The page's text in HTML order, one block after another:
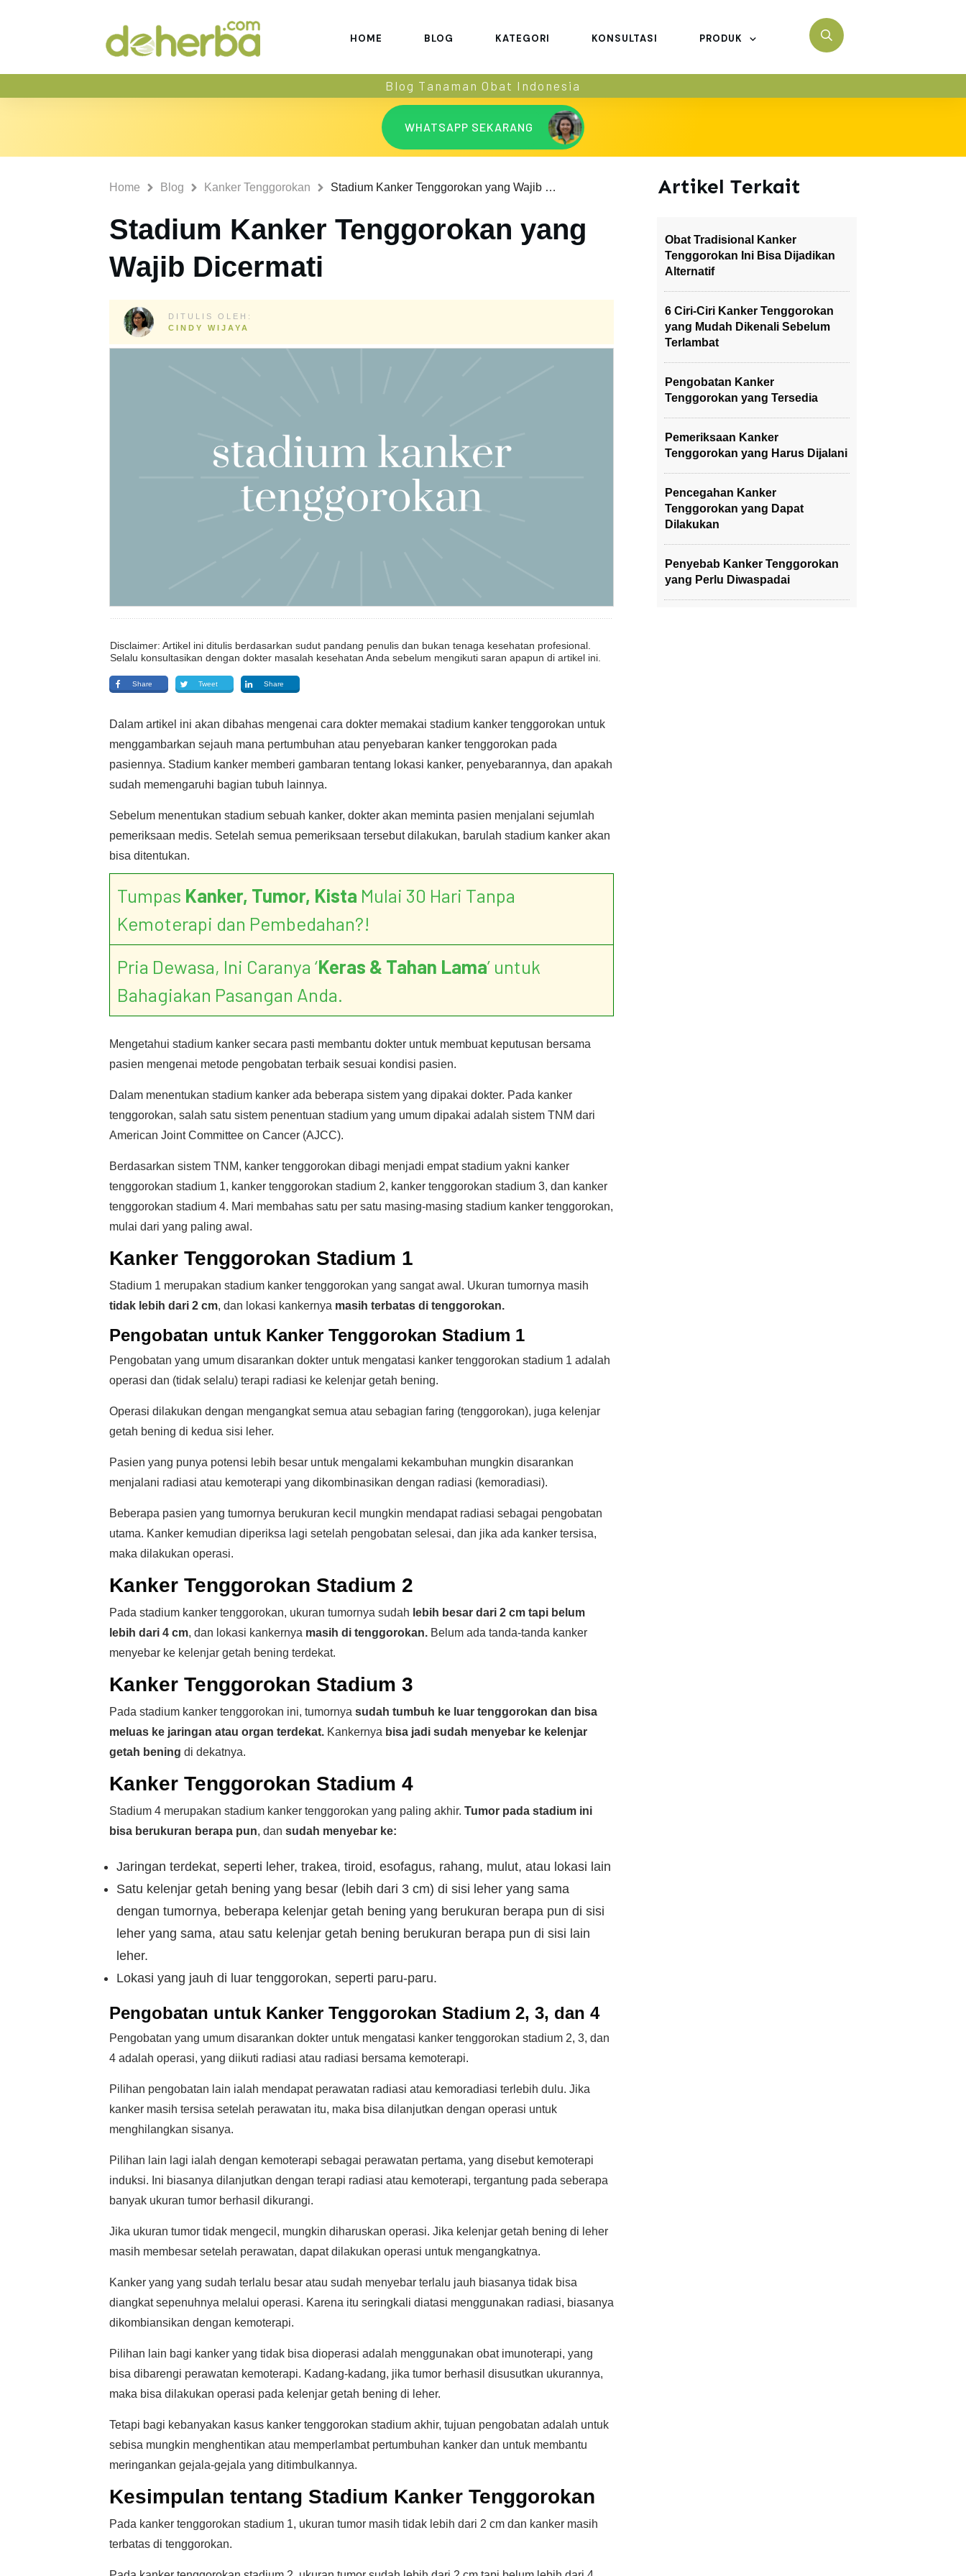
HOME BLOG KATEGORI KONSULTASI PRODUK
Blog Tanaman Obat Indonesia
WHATSAPP SEKARANG
Home Blog Kanker Tenggorokan Stadium Kanker Tenggorokan yang Wajib Dicermati
Stadium Kanker Tenggorokan yang
Wajib Dicermati
DITULIS OLEH:
CINDY WIJAYA
Disclaimer: Artikel ini ditulis berdasarkan sudut pandang penulis dan bukan tenaga kesehatan profesional.
Selalu konsultasikan dengan dokter masalah kesehatan Anda sebelum mengikuti saran apapun di artikel ini.
Share Tweet Share
Dalam artikel ini akan dibahas mengenai cara dokter memakai stadium kanker tenggorokan untuk
menggambarkan sejauh mana pertumbuhan atau penyebaran kanker tenggorokan pada
pasiennya. Stadium kanker memberi gambaran tentang lokasi kanker, penyebarannya, dan apakah
sudah memengaruhi bagian tubuh lainnya.
Sebelum menentukan stadium sebuah kanker, dokter akan meminta pasien menjalani sejumlah
pemeriksaan medis. Setelah semua pemeriksaan tersebut dilakukan, barulah stadium kanker akan
bisa ditentukan.
Tumpas Kanker, Tumor, Kista Mulai 30 Hari Tanpa
Kemoterapi dan Pembedahan?!
Pria Dewasa, Ini Caranya ‘Keras & Tahan Lama’ untuk
Bahagiakan Pasangan Anda.
Mengetahui stadium kanker secara pasti membantu dokter untuk membuat keputusan bersama
pasien mengenai metode pengobatan terbaik sesuai kondisi pasien.
Dalam menentukan stadium kanker ada beberapa sistem yang dipakai dokter. Pada kanker
tenggorokan, salah satu sistem penentuan stadium yang umum dipakai adalah sistem TNM dari
American Joint Committee on Cancer (AJCC).
Berdasarkan sistem TNM, kanker tenggorokan dibagi menjadi empat stadium yakni kanker
tenggorokan stadium 1, kanker tenggorokan stadium 2, kanker tenggorokan stadium 3, dan kanker
tenggorokan stadium 4. Mari membahas satu per satu masing-masing stadium kanker tenggorokan,
mulai dari yang paling awal.
Kanker Tenggorokan Stadium 1
Stadium 1 merupakan stadium kanker tenggorokan yang sangat awal. Ukuran tumornya masih
tidak lebih dari 2 cm, dan lokasi kankernya masih terbatas di tenggorokan.
Pengobatan untuk Kanker Tenggorokan Stadium 1
Pengobatan yang umum disarankan dokter untuk mengatasi kanker tenggorokan stadium 1 adalah
operasi dan (tidak selalu) terapi radiasi ke kelenjar getah bening.
Operasi dilakukan dengan mengangkat semua atau sebagian faring (tenggorokan), juga kelenjar
getah bening di kedua sisi leher.
Pasien yang punya potensi lebih besar untuk mengalami kekambuhan mungkin disarankan
menjalani radiasi atau kemoterapi yang dikombinasikan dengan radiasi (kemoradiasi).
Beberapa pasien yang tumornya berukuran kecil mungkin mendapat radiasi sebagai pengobatan
utama. Kanker kemudian diperiksa lagi setelah pengobatan selesai, dan jika ada kanker tersisa,
maka dilakukan operasi.
Kanker Tenggorokan Stadium 2
Pada stadium kanker tenggorokan, ukuran tumornya sudah lebih besar dari 2 cm tapi belum
lebih dari 4 cm, dan lokasi kankernya masih di tenggorokan. Belum ada tanda-tanda kanker
menyebar ke kelenjar getah bening terdekat.
Kanker Tenggorokan Stadium 3
Pada stadium kanker tenggorokan ini, tumornya sudah tumbuh ke luar tenggorokan dan bisa
meluas ke jaringan atau organ terdekat. Kankernya bisa jadi sudah menyebar ke kelenjar
getah bening di dekatnya.
Kanker Tenggorokan Stadium 4
Stadium 4 merupakan stadium kanker tenggorokan yang paling akhir. Tumor pada stadium ini
bisa berukuran berapa pun, dan sudah menyebar ke:
Jaringan terdekat, seperti leher, trakea, tiroid, esofagus, rahang, mulut, atau lokasi lain
Satu kelenjar getah bening yang besar (lebih dari 3 cm) di sisi leher yang sama
dengan tumornya, beberapa kelenjar getah bening yang berukuran berapa pun di sisi
leher yang sama, atau satu kelenjar getah bening berukuran berapa pun di sisi lain
leher.
Lokasi yang jauh di luar tenggorokan, seperti paru-paru.
Pengobatan untuk Kanker Tenggorokan Stadium 2, 3, dan 4
Pengobatan yang umum disarankan dokter untuk mengatasi kanker tenggorokan stadium 2, 3, dan
4 adalah operasi, yang diikuti radiasi atau radiasi bersama kemoterapi.
Pilihan pengobatan lain ialah mendapat perawatan radiasi atau kemoradiasi terlebih dulu. Jika
kanker masih tersisa setelah perawatan itu, maka bisa dilanjutkan dengan operasi untuk
menghilangkan sisanya.
Pilihan lain lagi ialah dengan kemoterapi sebagai perawatan pertama, yang disebut kemoterapi
induksi. Ini biasanya dilanjutkan dengan terapi radiasi atau kemoterapi, tergantung pada seberapa
banyak ukuran tumor berhasil dikurangi.
Jika ukuran tumor tidak mengecil, mungkin diharuskan operasi. Jika kelenjar getah bening di leher
masih membesar setelah perawatan, dapat dilakukan operasi untuk mengangkatnya.
Kanker yang yang sudah terlalu besar atau sudah menyebar terlalu jauh biasanya tidak bisa
diangkat sepenuhnya melalui operasi. Karena itu seringkali diatasi menggunakan radiasi, biasanya
dikombiansikan dengan kemoterapi.
Pilihan lain bagi kanker yang tidak bisa dioperasi adalah menggunakan obat imunoterapi, yang
bisa dibarengi perawatan kemoterapi. Kadang-kadang, jika tumor berhasil disusutkan ukurannya,
maka bisa dilakukan operasi pada kelenjar getah bening di leher.
Tetapi bagi kebanyakan kasus kanker tenggorokan stadium akhir, tujuan pengobatan adalah untuk
sebisa mungkin menghentikan atau memperlambat pertumbuhan kanker dan untuk membantu
meringankan gejala-gejala yang ditimbulkannya.
Kesimpulan tentang Stadium Kanker Tenggorokan
Pada kanker tenggorokan stadium 1, ukuran tumor masih tidak lebih dari 2 cm dan kanker masih
terbatas di tenggorokan.
Artikel Terkait
Obat Tradisional Kanker
Tenggorokan Ini Bisa Dijadikan
Alternatif
6 Ciri-Ciri Kanker Tenggorokan
yang Mudah Dikenali Sebelum
Terlambat
Pengobatan Kanker
Tenggorokan yang Tersedia
Pemeriksaan Kanker
Tenggorokan yang Harus Dijalani
Pencegahan Kanker
Tenggorokan yang Dapat
Dilakukan
Penyebab Kanker Tenggorokan
yang Perlu Diwaspadai